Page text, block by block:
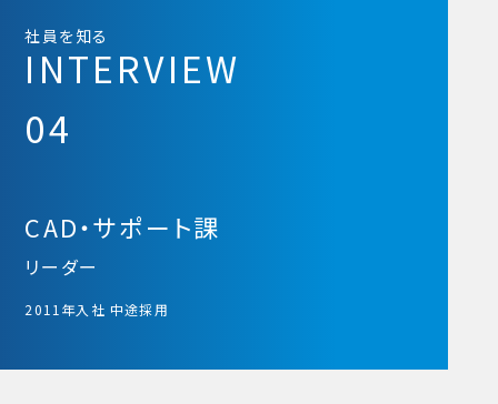
社員を知る
INTERVIEW
04
CAD・サポート課
リーダー
2011年入社 中途採用